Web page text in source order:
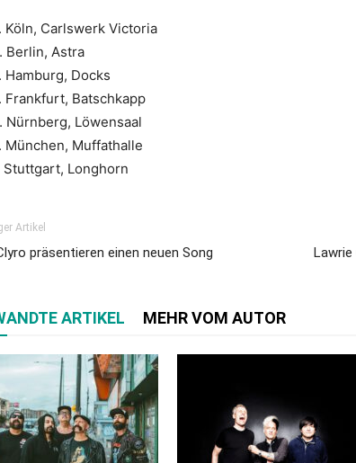
Köln, Carlswerk Victoria
Berlin, Astra
Hamburg, Docks
Frankfurt, Batschkapp
Nürnberg, Löwensaal
München, Muffathalle
Stuttgart, Longhorn
Artikel
präsentieren einen neuen Song
ARTIKEL MEHR VOM AUTOR